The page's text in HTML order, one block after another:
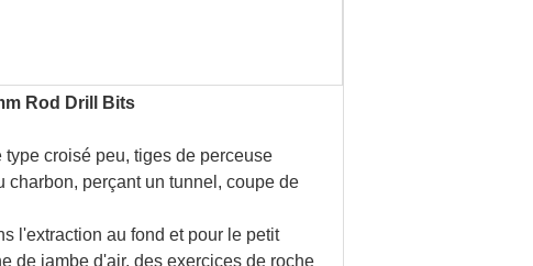
Rod Drill Bits
croisé peu, tiges de perceuse
perçant un tunnel, coupe de
l'extraction au fond et pour le petit
de jambe d'air, des exercices de roche